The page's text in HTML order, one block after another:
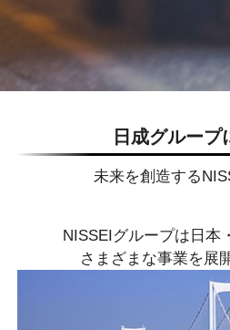
日成グループ
未来を創造する
NISSEIグループは日本
さまざまな事業を展